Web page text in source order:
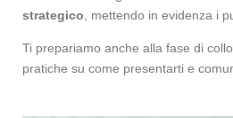
strategico , mettendo in evidenza i
Ti prepariamo anche alla fase di
pratiche su come presentarti e